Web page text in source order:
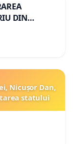
DIN
Nicușor Dan,
statului